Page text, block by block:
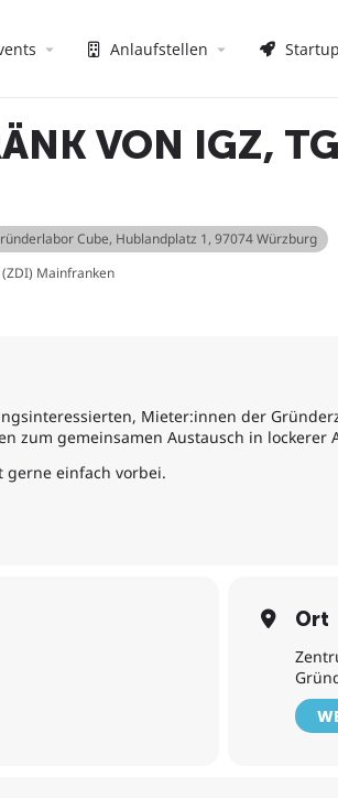
Anlaufstellen
VON IGZ,
Cube, Hublandplatz 1, 97074 Würzburg
Mainfranken
Mieter:innen der
zum gemeinsamen Austausch in
gerne einfach vorbei.
Ort